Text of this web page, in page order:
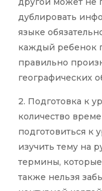
дублировать
языке
каждый ребенок
правильно
географических
2. Подготовка к
количество
подготовиться к
изучить тему на
термины,
также нельзя